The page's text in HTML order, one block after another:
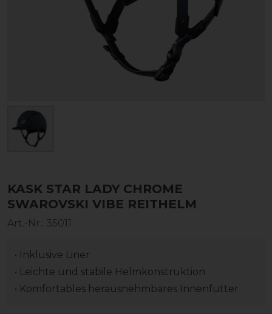
KASK STAR LADY CHROME
SWAROVSKI VIBE REITHELM
Art.-Nr.: 35011
• Inklusive Liner
• Leichte und stabile Helmkonstruktion
• Komfortables herausnehmbares Innenfutter